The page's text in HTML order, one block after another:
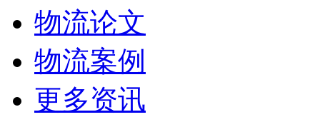
物流论文
物流案例
更多资讯